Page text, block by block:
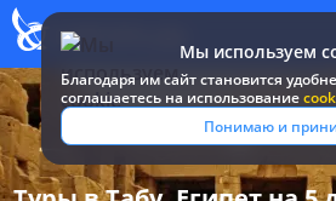
Мы используем
Благодаря им сайт становится
соглашаетесь на использование
Понимаю и
Все туры и путевки / Египет /